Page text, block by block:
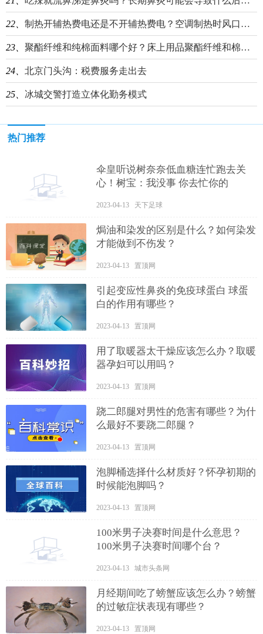
22、 制热开辅热费电还是不开辅热费电？空调制热时风口应该向上还是向下？
23、 聚酯纤维和纯棉面料哪个好？床上用品聚酯纤维和棉面料哪个好？
24、 北京门头沟：税费服务走出去
25、 冰城交警打造立体化勤务模式
热门推荐
伞皇听说树奈奈低血糖连忙跑去关
心！树宝：我没事 你去忙你的
2023-04-13 天下足球
焗油和染发的区别是什么？如何染发
才能做到不伤发？
2023-04-13 置顶网
引起变应性鼻炎的免疫球蛋白 球蛋
白的作用有哪些？
2023-04-13 置顶网
用了取暖器太干燥应该怎么办？取暖
器孕妇可以用吗？
2023-04-13 置顶网
跷二郎腿对男性的危害有哪些？为什
么最好不要跷二郎腿？
2023-04-13 置顶网
泡脚桶选择什么材质好？怀孕初期的
时候能泡脚吗？
2023-04-13 置顶网
100米男子决赛时间是什么意思？
100米男子决赛时间哪个台？
2023-04-13 城市头条网
月经期间吃了螃蟹应该怎么办？螃蟹
的过敏症状表现有哪些？
2023-04-13 置顶网